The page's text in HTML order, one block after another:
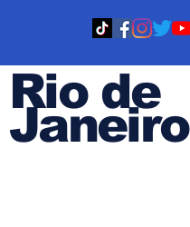
Rio de
Janeiro